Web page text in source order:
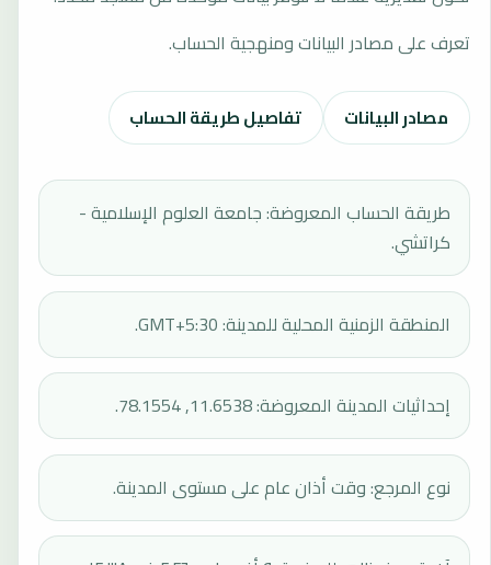
تعرف على مصادر البيانات ومنهجية الحساب.
مصادر البيانات تفاصيل طريقة الحساب
طريقة الحساب المعروضة: جامعة العلوم الإسلامية -
كراتشي.
المنطقة الزمنية المحلية للمدينة: GMT+5:30.
إحداثيات المدينة المعروضة: 11.6538, 78.1554.
نوع المرجع: وقت أذان عام على مستوى المدينة.